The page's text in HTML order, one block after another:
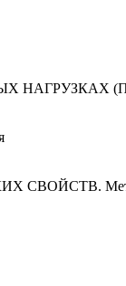
НАГРУЗКАХ
Метод